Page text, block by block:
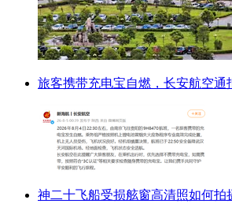
旅客携带充电宝自燃，长安航空通
神二十飞船受损舷窗高清照如何拍